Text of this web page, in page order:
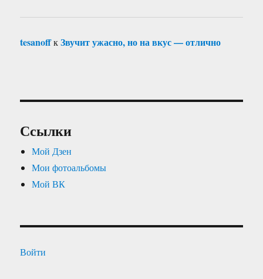
tesanoffкЗвучит ужасно, но на вкус — отлично
Ссылки
Мой Дзен
Мои фотоальбомы
Мой ВК
Войти